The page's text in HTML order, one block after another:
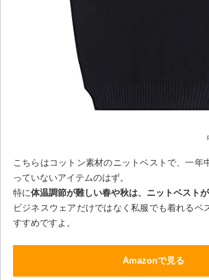
こちらはコットン素材のニットベストで、一年
っていないアイテムのはず。
特に体温調節が難しい春や秋は、ニットベスト
ビジネスウェアだけではなく私服でも着れるベ
すすめですよ。
Amazonで見る